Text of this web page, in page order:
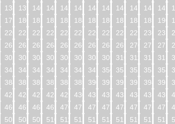
138 139 140 141 142 143 144 145 146 147 148 149
179 180 181 182 183 184 185 186 187 188 189 190
220 221 222 223 224 225 226 227 228 229 230 231
261 262 263 264 265 266 267 268 269 270 271 272
302 303 304 305 306 307 308 309 310 311 312 313
343 344 345 346 347 348 349 350 351 352 353 354
384 385 386 387 388 389 390 391 392 393 394 395
425 426 427 428 429 430 431 432 433 434 435 436
466 467 468 469 470 471 472 473 474 475 476 477
507 508 509 510 511 512 513 514 515 516 517 518